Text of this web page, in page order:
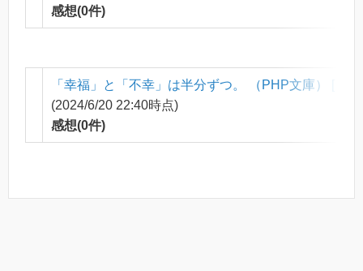
感想(0件)
「幸福」と「不幸」は半分ずつ。 （PHP文庫） [ フ
(2024/6/20 22:40時点)
感想(0件)